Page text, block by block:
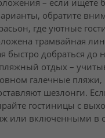
– если ищете
обратите
где уютные
трамвайная
быстро добраться до
отдых –
галечные пляжи,
шезлонги.
гостиницы с
или включенными в